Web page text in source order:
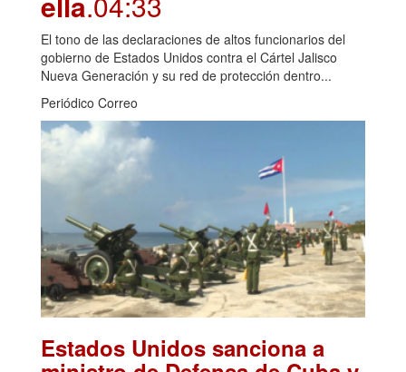
El tono de las declaraciones de altos funcionarios del
gobierno de Estados Unidos contra el Cártel Jalisco
Nueva Generación y su red de protección dentro...
Periódico Correo
Estados Unidos sanciona a